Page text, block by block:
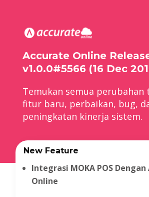
Accurate Online
v1.0.0#5566 (16 Dec
Temukan semua
fitur baru, perbaikan, bug,
peningkatan kinerja sistem.
New Feature
Integrasi MOKA POS
Online